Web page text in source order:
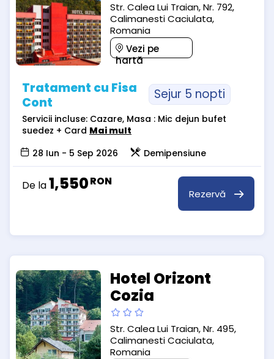
Str. Calea Lui Traian, Nr. 792,
Calimanesti Caciulata,
Romania
Vezi pe
hartă
Tratament cu Fisa
Cont
Sejur 5 nopti
Servicii incluse: Cazare, Masa : Mic dejun bufet
suedez + Card Mai mult
28 Iun - 5 Sep 2026
Demipensiune
De la1,550RON
Rezervă
Hotel Orizont
Cozia
Str. Calea Lui Traian, Nr. 495,
Calimanesti Caciulata,
Romania